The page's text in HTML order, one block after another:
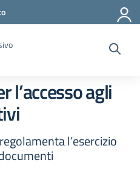
l’accesso agli
l’esercizio